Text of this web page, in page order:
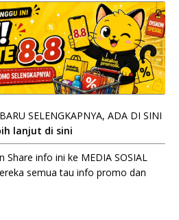
SELENGKAPNYA, ADA DI SINI
lanjut di sini
Share info ini ke MEDIA SOSIAL
semua tau info promo dan